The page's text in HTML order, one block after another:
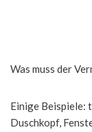
Was muss der
Einige Beispiele:
Duschkopf,